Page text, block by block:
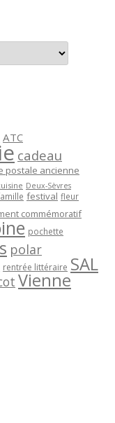
ATC
cadeau
postale ancienne
Deux-Sèvres
festival fleur
commémoratif
pochette
polar
rentrée littéraire SAL
Vienne